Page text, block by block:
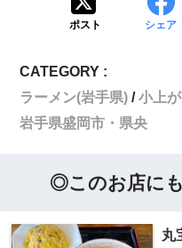
ポスト シェア
CATEGORY :
ラーメン(岩手県)
小上
岩手県盛岡市・県央
◎このお店にも
丸